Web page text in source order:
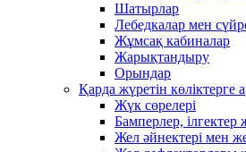
Шатырлар
Лебедкалар мен
Жұмсақ кабиналар
Жарықтандыру
Орындар
Қарда жүретін көліктерге
Жүк сөрелері
Бамперлер,
Жел әйнектері мен